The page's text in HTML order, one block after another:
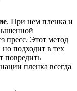
. При нем пленка и
пресс. Этот метод
подходит в тех
повредить
пленка всегда